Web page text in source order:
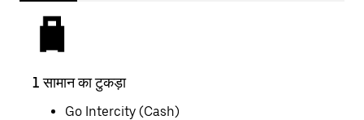
1 सामान का टुकड़ा
Go Intercity (Cash)